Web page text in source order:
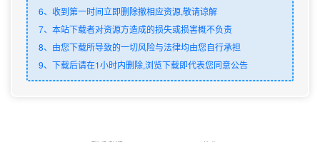
6、收到第一时间立即删除撤相应资源,敬请谅解
7、本站下载者对资源方造成的损失或损害概不负责
8、由您下载所导致的一切风险与法律均由您自行承担
9、下载后请在1小时内删除,浏览下载即代表您同意公告